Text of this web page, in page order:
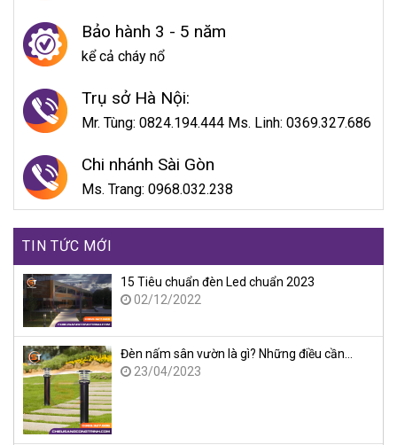
Bảo hành 3 - 5 năm
kể cả cháy nổ
Trụ sở Hà Nội:
Mr. Tùng: 0824.194.444 Ms. Linh: 0369.327.686
Chi nhánh Sài Gòn
Ms. Trang: 0968.032.238
TIN TỨC MỚI
15 Tiêu chuẩn đèn Led chuẩn 2023
02/12/2022
Đèn nấm sân vườn là gì? Những điều cần…
23/04/2023